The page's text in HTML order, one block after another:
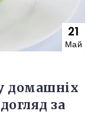
21
Май
домашніх
за